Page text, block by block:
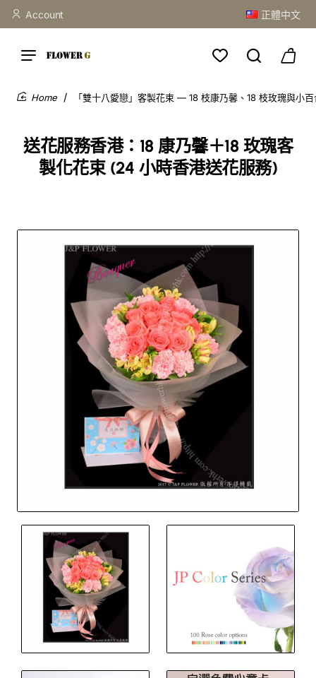
Account 正體中文
送花服務香港：18 康乃馨＋18 玫瑰客
製化花束 (24 小時香港送花服務)
「雙十八愛戀」客製花束 — 18 枝康乃馨、18 枝玫瑰與小